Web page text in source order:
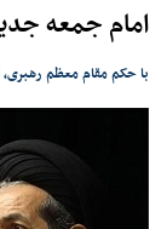
امام جمعه
با حکم مقام معظم